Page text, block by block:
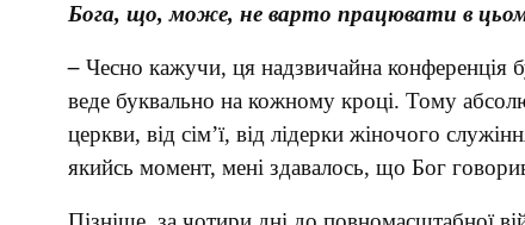
Бога, що, може, не варто працювати в
– Чесно кажучи, ця надзвичайна конференція
веде буквально на кожному кроці. Тому
церкви, від сім’ї, від лідерки жіночого
якийсь момент, мені здавалось, що Бог